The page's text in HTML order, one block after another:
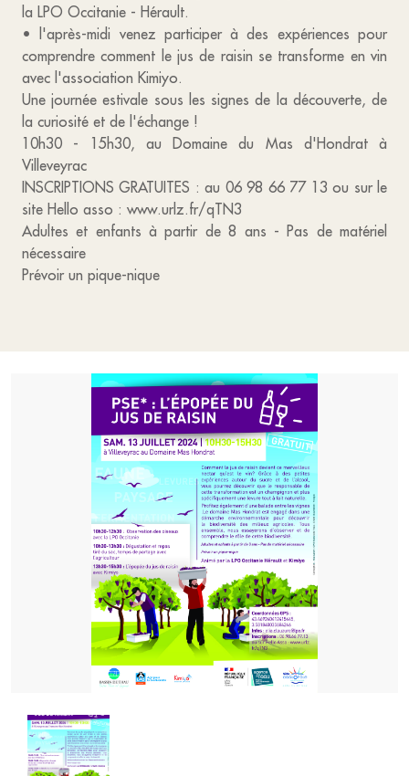
la LPO Occitanie - Hérault.
• l'après-midi venez participer à des expériences pour
comprendre comment le jus de raisin se transforme en vin
avec l'association Kimiyo.
Une journée estivale sous les signes de la découverte, de
la curiosité et de l'échange !
10h30 - 15h30, au Domaine du Mas d'Hondrat à
Villeveyrac
INSCRIPTIONS GRATUITES : au 06 98 66 77 13 ou sur le
site Hello asso : www.urlz.fr/qTN3
Adultes et enfants à partir de 8 ans - Pas de matériel
nécessaire
Prévoir un pique-nique